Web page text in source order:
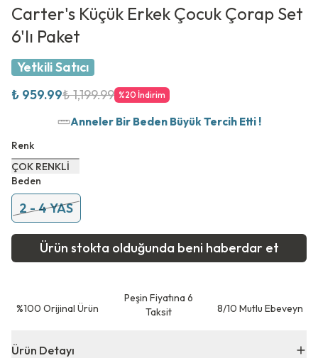
Carter's Küçük Erkek Çocuk Çorap Set
6'lı Paket
Yetkili Satıcı
₺ 959.99₺ 1,199.99 %20 İndirim
Anneler Bir Beden Büyük Tercih Etti !
Renk
ÇOK RENKLİ
Beden
2 - 4 YAS
Ürün stokta olduğunda beni haberdar et
⁠%100 Orijinal Ürün
Peşin Fiyatına 6
Taksit
8/10 Mutlu Ebeveyn
Ürün Detayı